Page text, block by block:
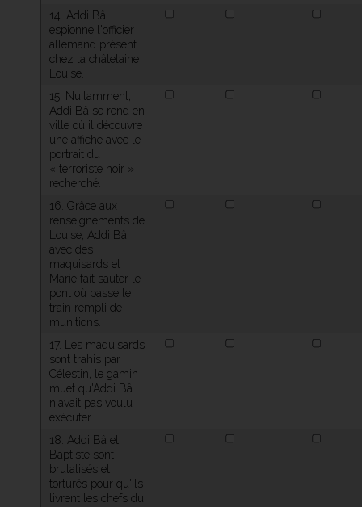
14. Addi Bâ
espionne l'officier
allemand présent
chez la châtelaine
Louise.
15. Nuitamment,
Addi Bâ se rend en
ville où il découvre
une affiche avec le
portrait du
« terroriste noir »
recherché.
16. Grâce aux
renseignements de
Louise, Addi Bâ
avec des
maquisards et
Marie fait sauter le
pont où passe le
train rempli de
munitions.
17. Les maquisards
sont trahis par
Célestin, le gamin
muet qu'Addi Bâ
n'avait pas voulu
exécuter.
18. Addi Bâ et
Baptiste sont
brutalisés et
torturés pour qu'ils
livrent les chefs du